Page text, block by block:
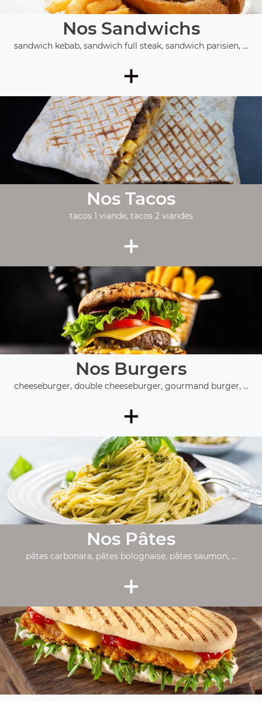
Nos Sandwichs
sandwich kebab, sandwich full steak, sandwich parisien, ...
+
Nos Tacos
tacos 1 viande, tacos 2 viandes
+
Nos Burgers
cheeseburger, double cheeseburger, gourmand burger, ...
+
Nos Pâtes
pâtes carbonara, pâtes bolognaise, pâtes saumon, ...
+